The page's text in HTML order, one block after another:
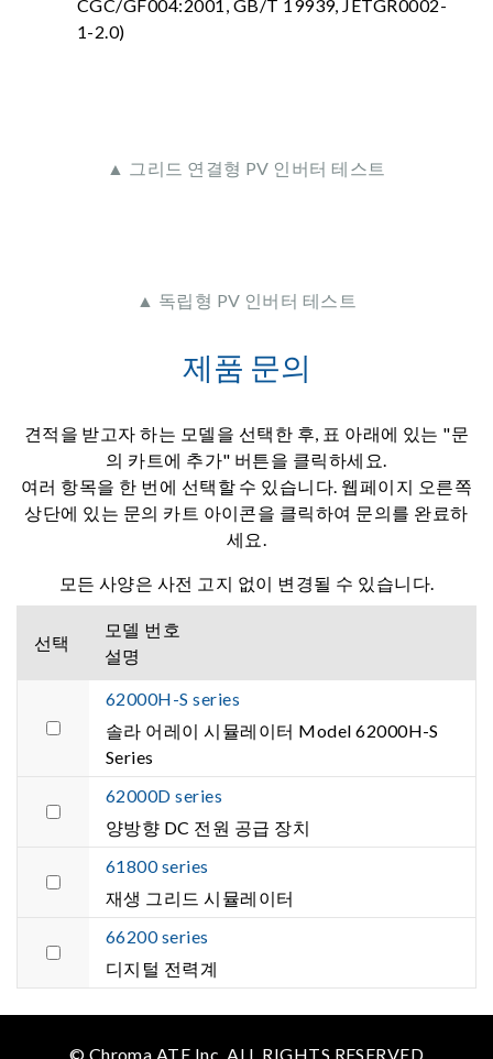
CGC/GF004:2001, GB/T 19939, JETGR0002-
1-2.0)
▲ 그리드 연결형 PV 인버터 테스트
▲ 독립형 PV 인버터 테스트
제품 문의
견적을 받고자 하는 모델을 선택한 후, 표 아래에 있는 "문
의 카트에 추가" 버튼을 클릭하세요.
여러 항목을 한 번에 선택할 수 있습니다. 웹페이지 오른쪽
상단에 있는 문의 카트 아이콘을 클릭하여 문의를 완료하
세요.
모든 사양은 사전 고지 없이 변경될 수 있습니다.
선택
모델 번호
설명
62000H-S series
솔라 어레이 시뮬레이터 Model 62000H-S
Series
62000D series
양방향 DC 전원 공급 장치
61800 series
재생 그리드 시뮬레이터
66200 series
디지털 전력계
© Chroma ATE Inc. ALL RIGHTS RESERVED